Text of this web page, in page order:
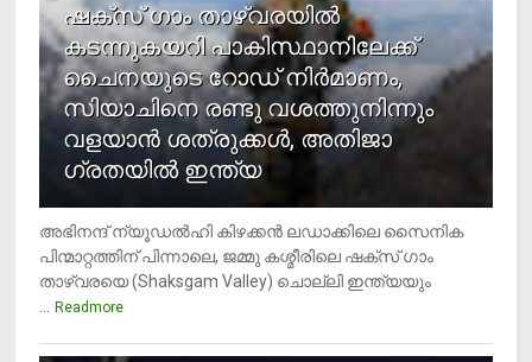
ഷക്സ് ​ഗാം താഴ്‌വരയിൽ
കടന്നുകയറി പാകിസ്ഥാനിലേക്ക്
ചൈനയുടെ റോഡ് നിർമാണം,
സിയാചിനെ രണ്ടു വശത്തുനിന്നും
വളയാൻ ശത്രുക്കൾ, അതിജാ​
ഗ്രതയിൽ ഇന്ത്യ
അഭിനന്ദ് ന്യൂഡൽഹി കിഴക്കൻ ലഡാക്കിലെ സൈനിക
പിന്മാറ്റത്തിന് പിന്നാലെ, ജമ്മു കശ്മീരിലെ ഷക്സ് ​ഗാം
താഴ്‌വരയെ (Shaksgam Valley) ചൊല്ലി ഇന്ത്യയും
... Readmore